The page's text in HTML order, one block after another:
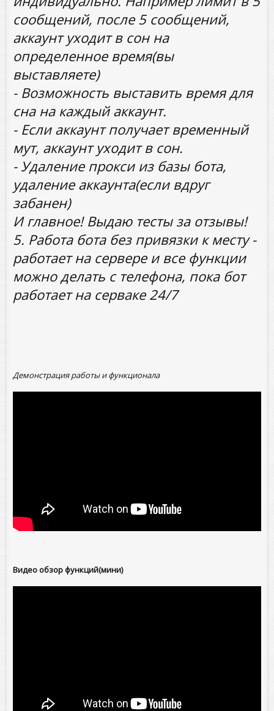
сообщений, после 5 сообщений,
аккаунт уходит в сон на
определенное время(вы
выставляете)
- Возможность выставить время для
сна на каждый аккаунт.
- Если аккаунт получает временный
мут, аккаунт уходит в сон.
- Удаление прокси из базы бота,
удаление аккаунта(если вдруг
забанен)
И главное! Выдаю тесты за отзывы!
5. Работа бота без привязки к месту -
работает на сервере и все функции
можно делать с телефона, пока бот
работает на серваке 24/7
Демонстрация работы и функционала
Видео обзор функций(мини)